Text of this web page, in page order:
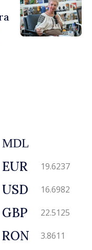
MDL
EUR 19.6237
USD 16.6982
GBP 22.5125
RON 3.8611